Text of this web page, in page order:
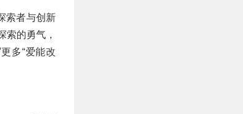
索者与创新
索的勇气，
多“爱能改